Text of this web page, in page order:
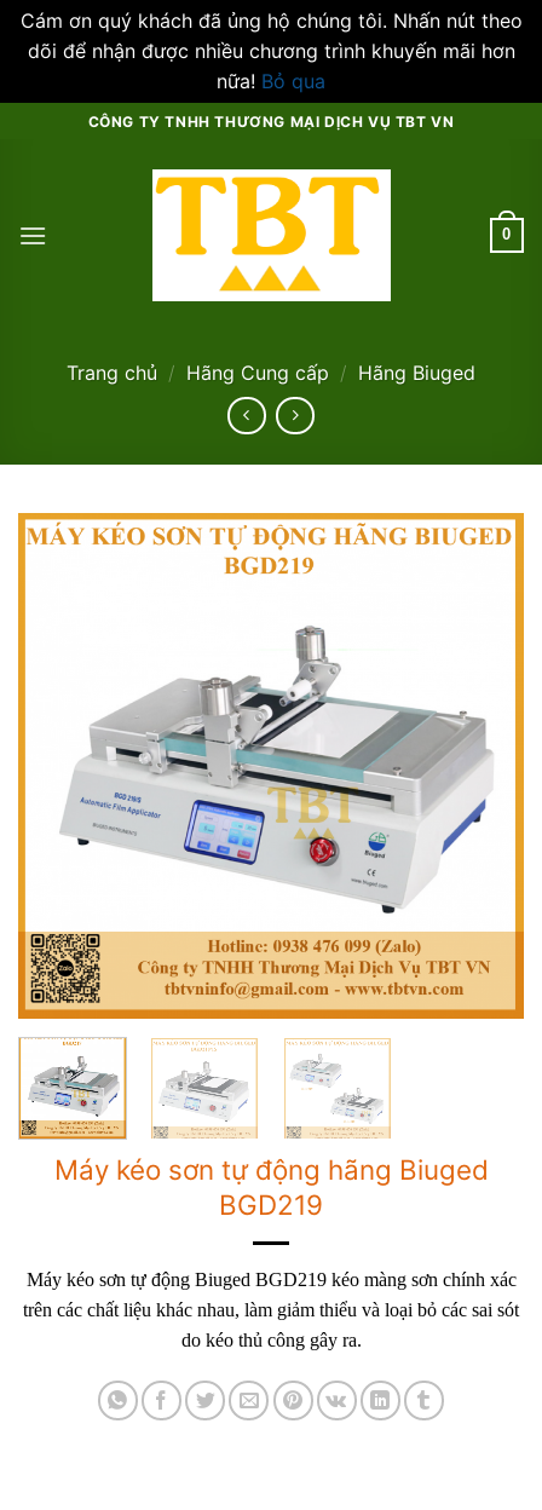
Cám ơn quý khách đã ủng hộ chúng tôi. Nhấn nút theo
dõi để nhận được nhiều chương trình khuyến mãi hơn
nữa! Bỏ qua
CÔNG TY TNHH THƯƠNG MẠI DỊCH VỤ TBT VN
0
Trang chủ / Hãng Cung cấp / Hãng Biuged
Máy kéo sơn tự động hãng Biuged
BGD219
Máy kéo sơn tự động Biuged BGD219 kéo màng sơn chính xác
trên các chất liệu khác nhau, làm giảm thiểu và loại bỏ các sai sót
do kéo thủ công gây ra.